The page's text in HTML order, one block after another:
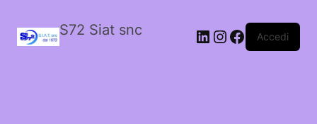
S72 Siat snc LinkedIn
Instagram
Facebook
Accedi